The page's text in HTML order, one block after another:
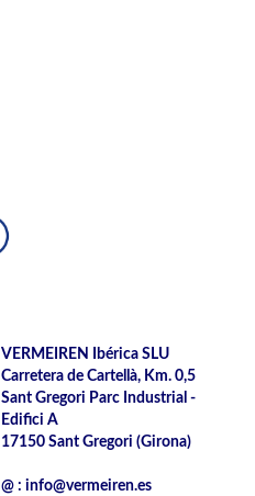
VERMEIREN Ibérica SLU
Carretera de Cartellà, Km. 0,5
Sant Gregori Parc Industrial -
Edifici A
17150 Sant Gregori (Girona)
@ : info@vermeiren.es